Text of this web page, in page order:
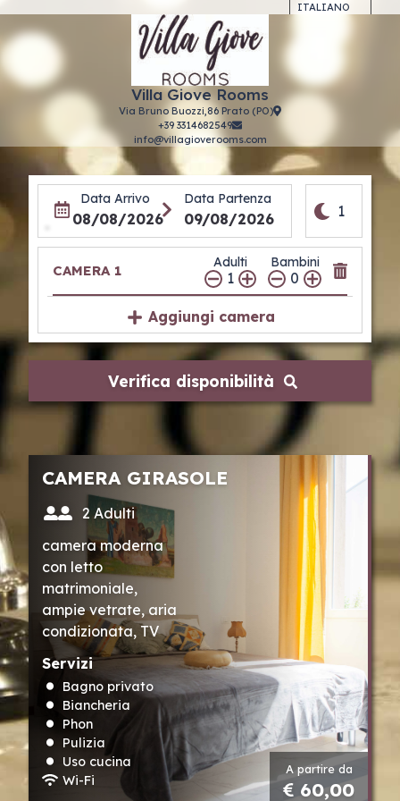
ITALIANO
Villa Giove Rooms
Via Bruno Buozzi,86 Prato (PO)
+39 3314682549
info@villagioverooms.com
Data Arrivo Data Partenza
08/08/2026 09/08/2026 1
CAMERA 1 Adulti
1
Bambini
0
Aggiungi camera
Verifica disponibilità
CAMERA GIRASOLE
2 Adulti
camera moderna
con letto
matrimoniale,
ampie vetrate, aria
condizionata, TV
LED, serrande
elettriche, bagno in
camera con doccia.
Servizi
Bagno privato
Biancheria
Phon
Pulizia
Uso cucina
Wi-Fi
A partire da
60,00